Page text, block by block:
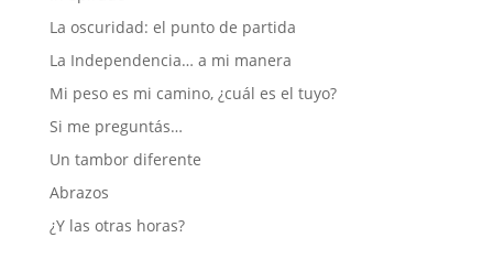
La oscuridad: el punto de partida
La Independencia… a mi manera
Mi peso es mi camino, ¿cuál es el tuyo?
Si me preguntás…
Un tambor diferente
Abrazos
¿Y las otras horas?